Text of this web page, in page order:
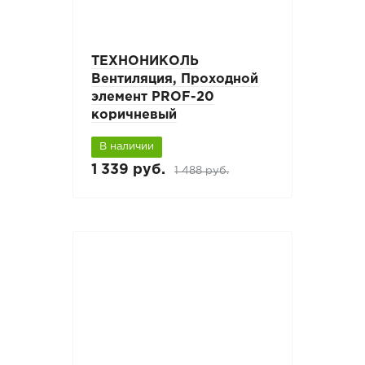
ТЕХНОНИКОЛЬ
Вентиляция, Проходной
элемент PROF-20
коричневый
В наличии
1 339 руб. 1 488 руб.